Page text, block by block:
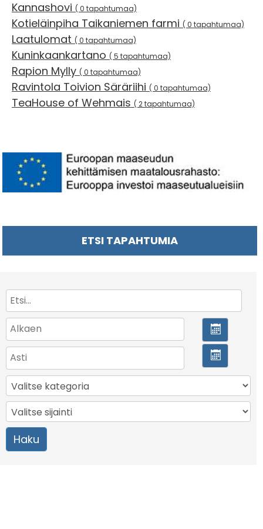
Kannashovi ( 0 tapahtumaa)
Kotieläinpiha Taikaniemen farmi ( 0 tapahtumaa)
Laatulomat ( 0 tapahtumaa)
Kuninkaankartano ( 5 tapahtumaa)
Rapion Mylly ( 0 tapahtumaa)
Ravintola Toivion Säräriihi ( 0 tapahtumaa)
TeaHouse of Wehmais ( 2 tapahtumaa)
ETSI TAPAHTUMIA